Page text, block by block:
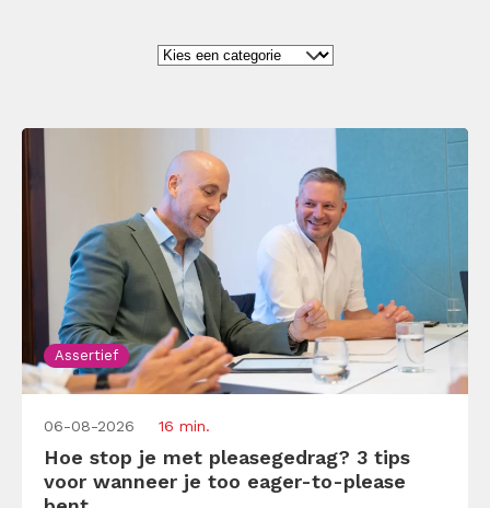
Assertief
06-08-2026 16 min.
Hoe stop je met pleasegedrag? 3 tips
voor wanneer je too eager-to-please